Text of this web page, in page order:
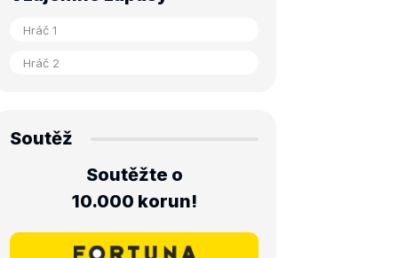
Soutěž
Soutěžte o
10.000 korun!